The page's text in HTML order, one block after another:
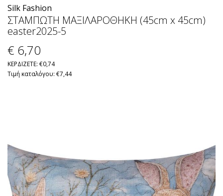
Silk Fashion
ΣΤΑΜΠΩΤΗ ΜΑΞΙΛΑΡΟΘΗΚΗ (45cm x 45cm)
easter2025-5
€ 6,70
ΚΕΡΔΙΖΕΤΕ: €0,74
Τιμή καταλόγου: €7,44